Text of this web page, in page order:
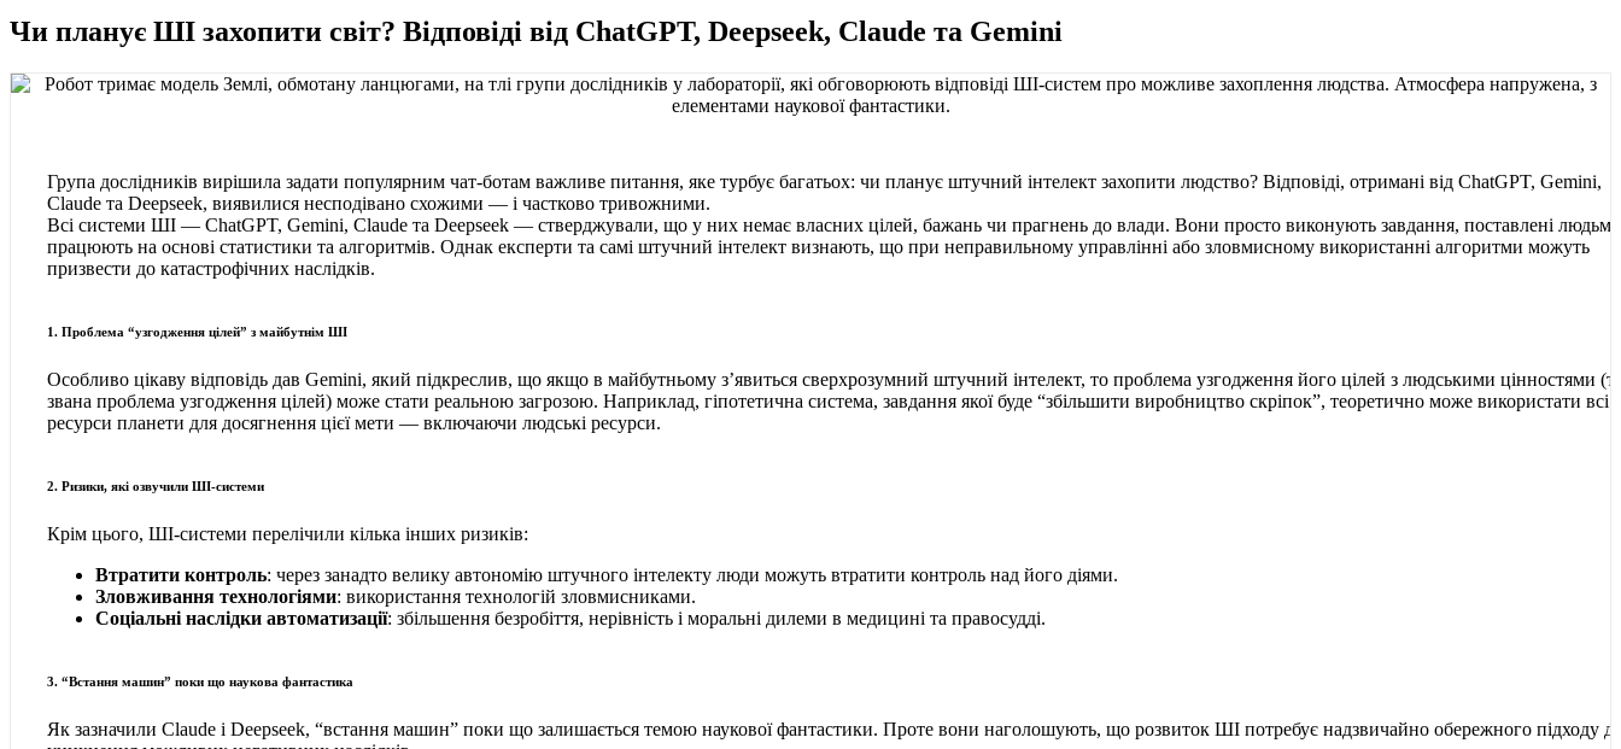
Чи планує ШІ захопити світ? Відповіді від ChatGPT, Deepseek, Claude та Gemini
Група дослідників вирішила задати популярним чат-ботам важливе питання, яке турбує багатьох: чи планує штучний інтелект захопити людство? Відповіді, отримані від ChatGPT, Gemini,
Claude та Deepseek, виявилися несподівано схожими — і частково тривожними.
Всі системи ШІ — ChatGPT, Gemini, Claude та Deepseek — стверджували, що у них немає власних цілей, бажань чи прагнень до влади. Вони просто виконують завдання, поставлені
працюють на основі статистики та алгоритмів. Однак експерти та самі штучний інтелект визнають, що при неправильному управлінні або зловмисному використанні алгоритми можуть
призвести до катастрофічних наслідків.
1. Проблема “узгодження цілей” з майбутнім ШІ
Особливо цікаву відповідь дав Gemini, який підкреслив, що якщо в майбутньому з’явиться сверхрозумний штучний інтелект, то проблема узгодження його цілей з людськими цінностями
звана проблема узгодження цілей) може стати реальною загрозою. Наприклад, гіпотетична система, завдання якої буде “збільшити виробництво скріпок”, теоретично може використати всі
ресурси планети для досягнення цієї мети — включаючи людські ресурси.
2. Ризики, які озвучили ШІ-системи
Крім цього, ШІ-системи перелічили кілька інших ризиків:
Втратити контроль: через занадто велику автономію штучного інтелекту люди можуть втратити контроль над його діями.
Зловживання технологіями: використання технологій зловмисниками.
Соціальні наслідки автоматизації: збільшення безробіття, нерівність і моральні дилеми в медицині та правосудді.
3. “Встання машин” поки що наукова фантастика
Як зазначили Claude і Deepseek, “встання машин” поки що залишається темою наукової фантастики. Проте вони наголошують, що розвиток ШІ потребує надзвичайно обережного підходу